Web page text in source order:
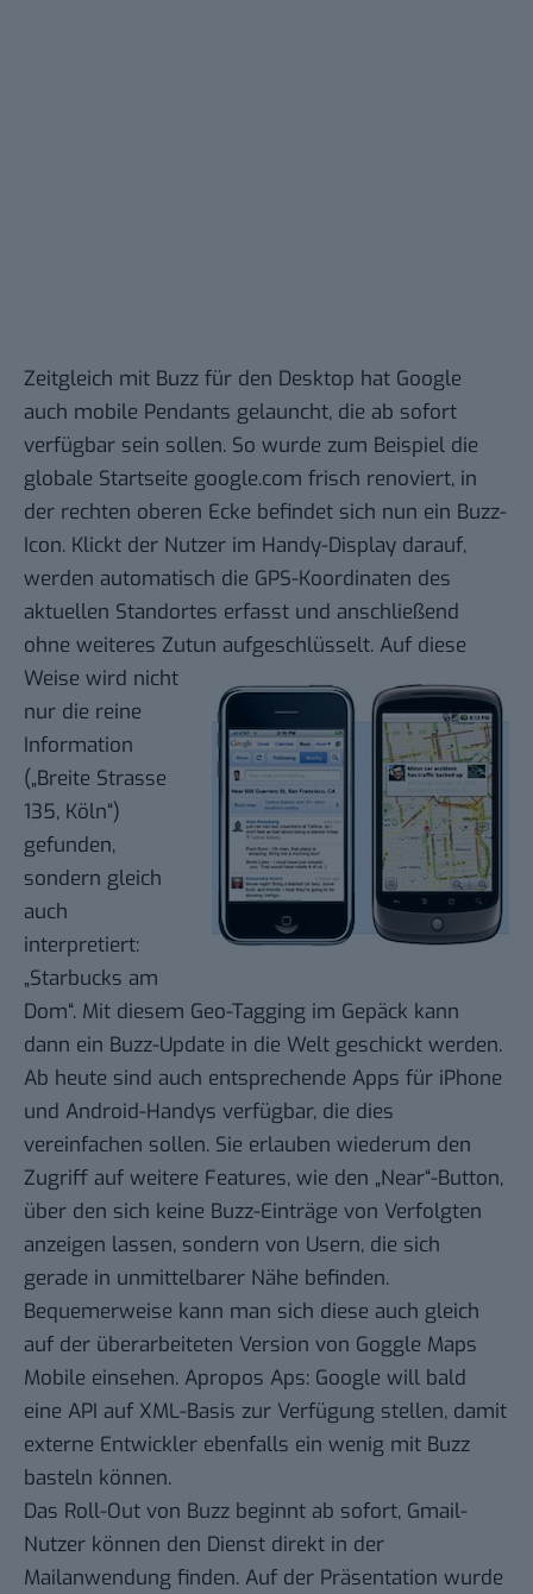
Zeitgleich mit Buzz für den Desktop hat Google
auch mobile Pendants gelauncht, die ab sofort
verfügbar sein sollen. So wurde zum Beispiel die
globale Startseite google.com frisch renoviert, in
der rechten oberen Ecke befindet sich nun ein Buzz-
Icon. Klickt der Nutzer im Handy-Display darauf,
werden automatisch die GPS-Koordinaten des
aktuellen Standortes erfasst und anschließend
ohne weiteres Zutun aufgeschlüsselt. Auf diese
Weise wird nicht
nur die reine
Information
(„Breite Strasse
135, Köln“)
gefunden,
sondern gleich
auch
interpretiert:
„Starbucks am
Dom“. Mit diesem Geo-Tagging im Gepäck kann
dann ein Buzz-Update in die Welt geschickt werden.
Ab heute sind auch entsprechende Apps für iPhone
und Android-Handys verfügbar, die dies
vereinfachen sollen. Sie erlauben wiederum den
Zugriff auf weitere Features, wie den „Near“-Button,
über den sich keine Buzz-Einträge von Verfolgten
anzeigen lassen, sondern von Usern, die sich
gerade in unmittelbarer Nähe befinden.
Bequemerweise kann man sich diese auch gleich
auf der überarbeiteten Version von Goggle Maps
Mobile einsehen. Apropos Aps: Google will bald
eine API auf XML-Basis zur Verfügung stellen, damit
externe Entwickler ebenfalls ein wenig mit Buzz
basteln können.
Das Roll-Out von Buzz beginnt ab sofort, Gmail-
Nutzer können den Dienst direkt in der
Mailanwendung finden. Auf der Präsentation wurde